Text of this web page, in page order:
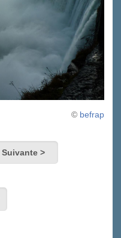
© befrap
Suivante >